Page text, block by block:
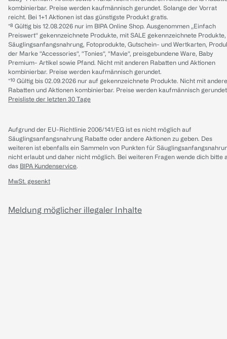
kombinierbar. Preise werden kaufmännisch gerundet. Solange der Vorrat
reicht. Bei 1+1 Aktionen ist das günstigste Produkt gratis.
*⁸ Gültig bis 12.08.2026 nur im BIPA Online Shop. Ausgenommen „Einfach
Preiswert“ gekennzeichnete Produkte, mit SALE gekennzeichnete Produkte,
Säuglingsanfangsnahrung, Fotoprodukte, Gutschein- und Wertkarten,
der Marke “Accessories“, “Tonies“, “Mavie“, preisgebundene Ware, Baby
Premium- Artikel sowie Pfand. Nicht mit anderen Rabatten und Aktionen
kombinierbar. Preise werden kaufmännisch gerundet.
*¹⁰ Gültig bis 02.09.2026 nur auf gekennzeichnete Produkte. Nicht mit
Rabatten und Aktionen kombinierbar. Preise werden kaufmännisch
Preisliste der letzten 30 Tage
Aufgrund der EU-Richtlinie 2006/141/EG ist es nicht möglich auf
Säuglingsanfangsnahrung Rabatte oder andere Aktionen zu geben. Des
weiteren ist ebenfalls ein Sammeln von Punkten für
nicht erlaubt und daher nicht möglich. Bei weiteren Fragen wende dich bitte
das BIPA Kundenservice.
MwSt. gesenkt
Meldung möglicher illegaler Inhalte